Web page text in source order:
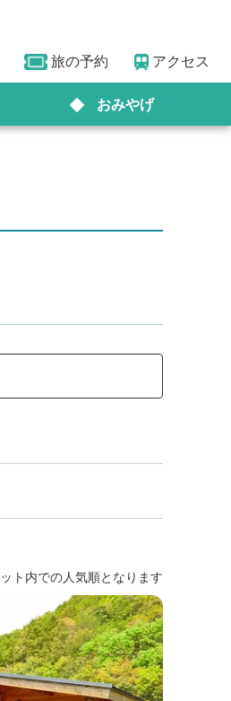
旅の予約 アクセス
おみやげ
ト内での人気順となります